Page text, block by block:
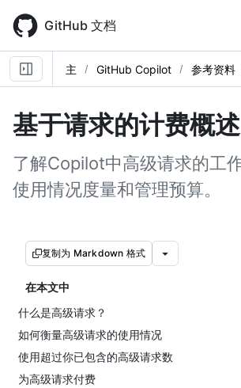
main
content
GitHub 文档
主 GitHub Copilot 参考资料
基于请求的计费概述
了解Copilot中高级请求的工
使用情况度量和管理预算。
复制为 Markdown 格式
在本文中
什么是高级请求？
如何衡量高级请求的使用情况
使用超过你已包含的高级请求数
为高级请求付费